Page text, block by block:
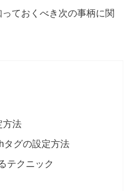
ておくべき次の事柄に関
方法
タグの設定方法
テクニック